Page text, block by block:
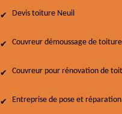
Devis toiture Neuil
Couvreur démoussage de
Couvreur pour rénovation de
Entreprise de pose et